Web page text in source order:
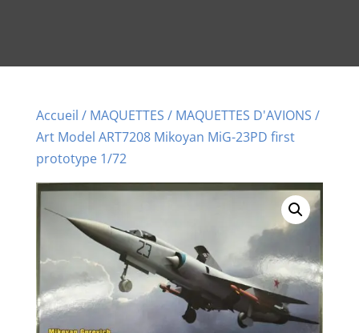
Accueil / MAQUETTES / MAQUETTES D'AVIONS /
Art Model ART7208 Mikoyan MiG-23PD first
prototype 1/72